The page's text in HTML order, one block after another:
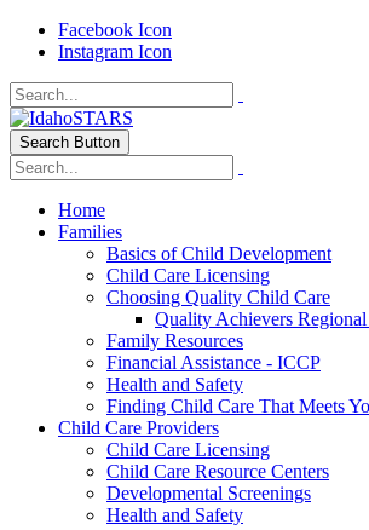
Facebook Icon
Instagram Icon
Search Button
Home
Families
Basics of Child Development
Child Care Licensing
Choosing Quality Child Care
Quality Achievers Regional
Family Resources
Financial Assistance - ICCP
Health and Safety
Finding Child Care That Meets
Child Care Providers
Child Care Licensing
Child Care Resource Centers
Developmental Screenings
Health and Safety